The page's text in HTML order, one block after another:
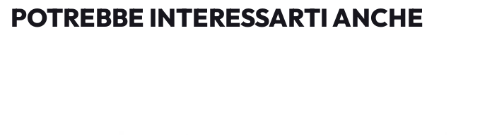
POTREBBE INTERESSARTI ANCHE